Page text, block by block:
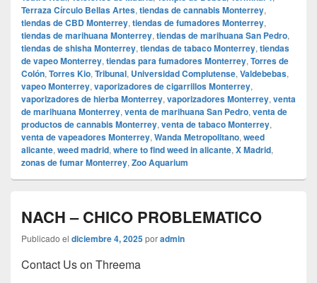
Terraza Círculo Bellas Artes, tiendas de cannabis Monterrey,
tiendas de CBD Monterrey, tiendas de fumadores Monterrey,
tiendas de marihuana Monterrey, tiendas de marihuana San Pedro,
tiendas de shisha Monterrey, tiendas de tabaco Monterrey, tiendas
de vapeo Monterrey, tiendas para fumadores Monterrey, Torres de
Colón, Torres Kio, Tribunal, Universidad Complutense, Valdebebas,
vapeo Monterrey, vaporizadores de cigarrillos Monterrey,
vaporizadores de hierba Monterrey, vaporizadores Monterrey, venta
de marihuana Monterrey, venta de marihuana San Pedro, venta de
productos de cannabis Monterrey, venta de tabaco Monterrey,
venta de vapeadores Monterrey, Wanda Metropolitano, weed
alicante, weed madrid, where to find weed in alicante, X Madrid,
zonas de fumar Monterrey, Zoo Aquarium
NACH – CHICO PROBLEMATICO
Publicado el diciembre 4, 2025poradmin
Contact Us on Threema